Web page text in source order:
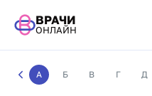
ВРАЧИ
ОНЛАЙН
А Б В Г Д